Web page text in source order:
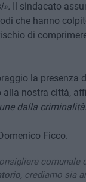
Il sindacato
che hanno
di
la presenza
nostra città,
dalla
Ficco.
comunale
, crediamo sia